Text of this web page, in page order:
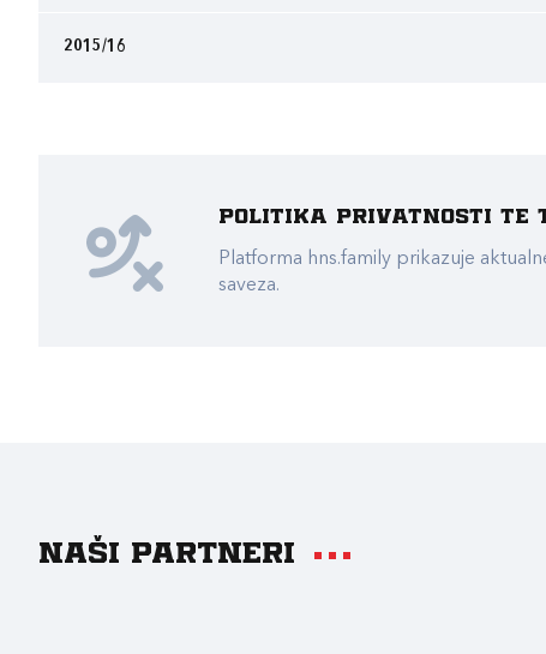
2015/16
Politika privatnosti te
Platforma hns.family prikazuje
saveza.
Naši partneri